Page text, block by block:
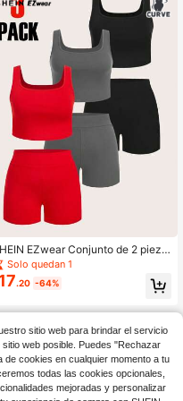
EZwear Conjunto de 2 pieza
top de tirantes de cuello cuadr
y shorts para mujer talla grande
Solo quedan 1
17.20 -64%
sitio web para brindar el servicio
web posible. Puedes "Rechazar
cookies en cualquier momento a tu
todas las cookies opcionales,
mejoradas y personalizar